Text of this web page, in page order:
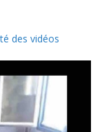
des vidéos